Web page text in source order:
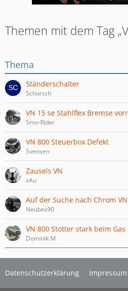
Themen mit dem Tag
Thema
Ständerschalter
Schorsch
VN 15 se Stahlflex Bremse
Smo-Rider
VN 800 Steuerbox Defekt
Svensen
Zausels VN
zAu
Auf der Suche nach Chrom
Neubex90
VN 800 Stotter stark beim
Dominik M
Datenschutzerklärung Impressum